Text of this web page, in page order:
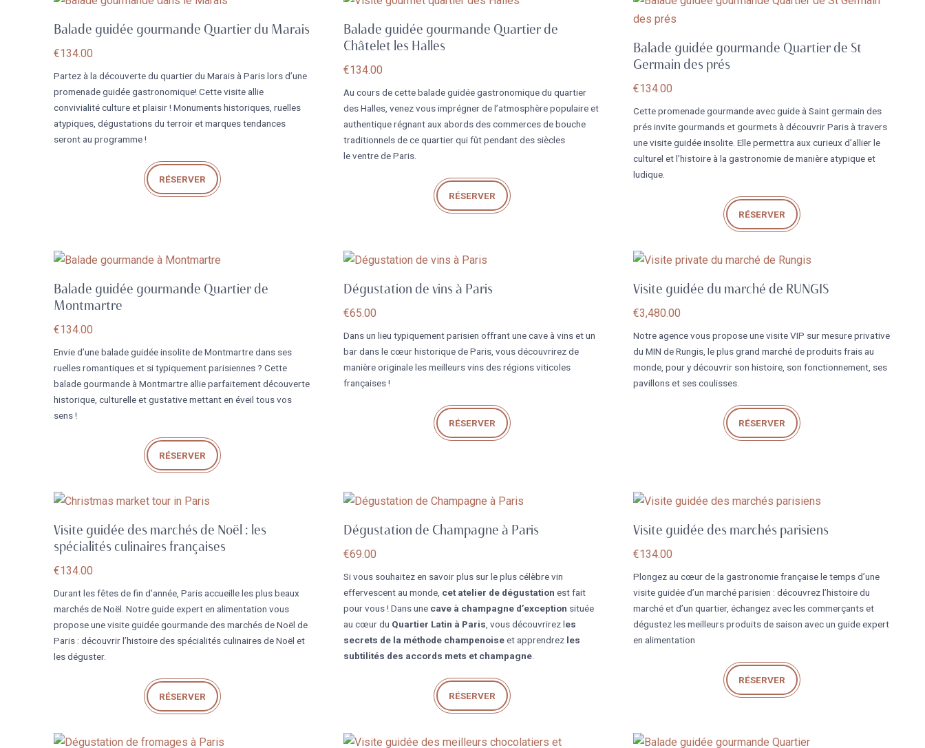
Balade guidée gourmande Quartier du Marais
€134.00
Partez à la découverte du quartier du Marais à Paris lors d’une
promenade guidée gastronomique! Cette visite allie
convivialité culture et plaisir ! Monuments historiques, ruelles
atypiques, dégustations du terroir et marques tendances
seront au programme !
RÉSERVER
Balade guidée gourmande Quartier de
Châtelet les Halles
€134.00
Au cours de cette balade guidée gastronomique du quartier
des Halles, venez vous imprégner de l’atmosphère populaire et
authentique régnant aux abords des commerces de bouche
traditionnels de ce quartier qui fût pendant des siècles
le ventre de Paris.
RÉSERVER
Balade guidée gourmande Quartier de St
Germain des prés
€134.00
Cette promenade gourmande avec guide à Saint germain des
prés invite gourmands et gourmets à découvrir Paris à travers
une visite guidée insolite. Elle permettra aux curieux d’allier le
culturel et l’histoire à la gastronomie de manière atypique et
ludique.
RÉSERVER
Balade guidée gourmande Quartier de
Montmartre
€134.00
Envie d’une balade guidée insolite de Montmartre dans ses
ruelles romantiques et si typiquement parisiennes ? Cette
balade gourmande à Montmartre allie parfaitement découverte
historique, culturelle et gustative mettant en éveil tous vos
sens !
RÉSERVER
Dégustation de vins à Paris
€65.00
Dans un lieu typiquement parisien offrant une cave à vins et un
bar dans le cœur historique de Paris, vous découvrirez de
manière originale les meilleurs vins des régions viticoles
françaises !
RÉSERVER
Visite guidée du marché de RUNGIS
€3,480.00
Notre agence vous propose une visite VIP sur mesure privative
du MIN de Rungis, le plus grand marché de produits frais au
monde, pour y découvrir son histoire, son fonctionnement, ses
pavillons et ses coulisses.
RÉSERVER
Visite guidée des marchés de Noël : les
spécialités culinaires françaises
€134.00
Durant les fêtes de fin d’année, Paris accueille les plus beaux
marchés de Noël. Notre guide expert en alimentation vous
propose une visite guidée gourmande des marchés de Noël de
Paris : découvrir l’histoire des spécialités culinaires de Noël et
les déguster.
RÉSERVER
Dégustation de Champagne à Paris
€69.00
Si vous souhaitez en savoir plus sur le plus célèbre vin
effervescent au monde, cet atelier de dégustation est fait
pour vous ! Dans une cave à champagne d’exception située
au cœur du Quartier Latin à Paris , vous découvrirez les
secrets de la méthode champenoiseet apprendrez les
subtilités des accords mets et champagne.
RÉSERVER
Visite guidée des marchés parisiens
€134.00
Plongez au cœur de la gastronomie française le temps d’une
visite guidée d’un marché parisien : découvrez l’histoire du
marché et d’un quartier, échangez avec les commerçants et
dégustez les meilleurs produits de saison avec un guide expert
en alimentation
RÉSERVER